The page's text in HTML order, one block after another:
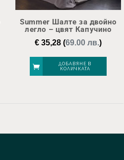
Summer Шалте за двойно
легло – цвят Капучино
€35,28(69.00 лв.)
ДОБАВЯНЕ В
КОЛИЧКАТА